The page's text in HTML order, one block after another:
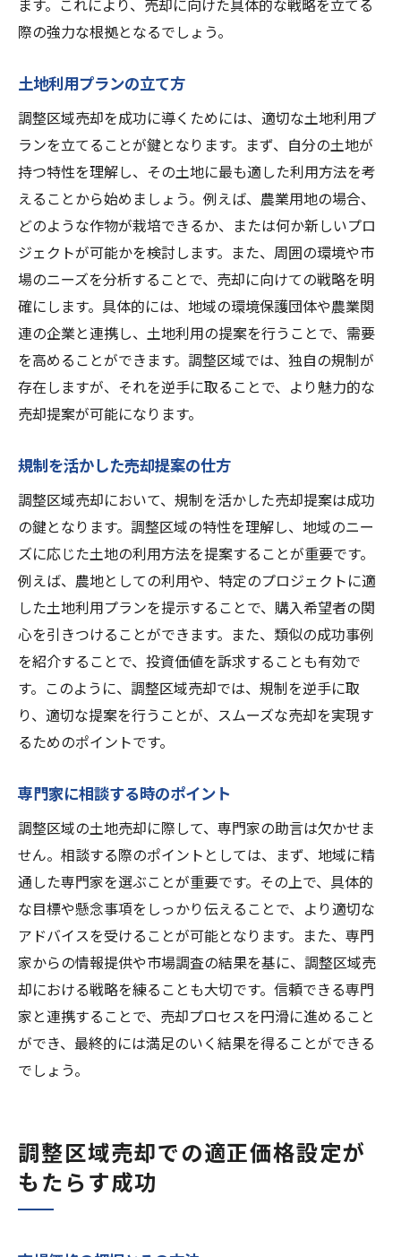
ます。これにより、売却に向けた具体的な戦略を立てる
際の強力な根拠となるでしょう。
土地利用プランの立て方
調整区域売却を成功に導くためには、適切な土地利用プ
ランを立てることが鍵となります。まず、自分の土地が
持つ特性を理解し、その土地に最も適した利用方法を考
えることから始めましょう。例えば、農業用地の場合、
どのような作物が栽培できるか、または何か新しいプロ
ジェクトが可能かを検討します。また、周囲の環境や市
場のニーズを分析することで、売却に向けての戦略を明
確にします。具体的には、地域の環境保護団体や農業関
連の企業と連携し、土地利用の提案を行うことで、需要
を高めることができます。調整区域では、独自の規制が
存在しますが、それを逆手に取ることで、より魅力的な
売却提案が可能になります。
規制を活かした売却提案の仕方
調整区域売却において、規制を活かした売却提案は成功
の鍵となります。調整区域の特性を理解し、地域のニー
ズに応じた土地の利用方法を提案することが重要です。
例えば、農地としての利用や、特定のプロジェクトに適
した土地利用プランを提示することで、購入希望者の関
心を引きつけることができます。また、類似の成功事例
を紹介することで、投資価値を訴求することも有効で
す。このように、調整区域売却では、規制を逆手に取
り、適切な提案を行うことが、スムーズな売却を実現す
るためのポイントです。
専門家に相談する時のポイント
調整区域の土地売却に際して、専門家の助言は欠かせま
せん。相談する際のポイントとしては、まず、地域に精
通した専門家を選ぶことが重要です。その上で、具体的
な目標や懸念事項をしっかり伝えることで、より適切な
アドバイスを受けることが可能となります。また、専門
家からの情報提供や市場調査の結果を基に、調整区域売
却における戦略を練ることも大切です。信頼できる専門
家と連携することで、売却プロセスを円滑に進めること
ができ、最終的には満足のいく結果を得ることができる
でしょう。
調整区域売却での適正価格設定が
もたらす成功